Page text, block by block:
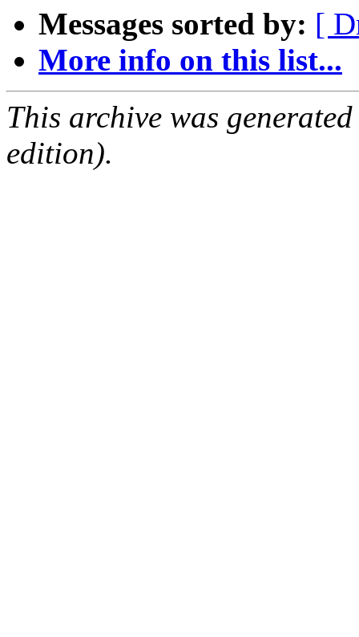
Messages sorted by: [
More info on this list...
This archive was
edition).